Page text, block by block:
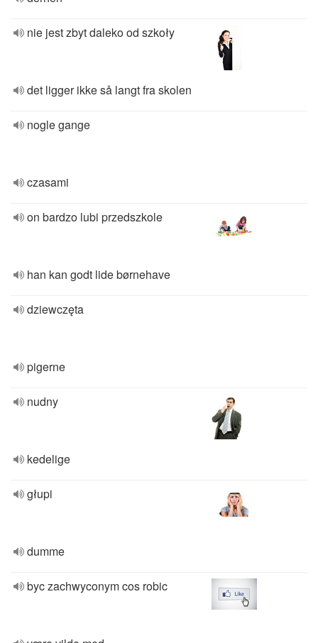
nie jest zbyt daleko od szkoły
det ligger ikke så langt fra skolen
nogle gange
czasami
on bardzo lubi przedszkole
han kan godt lide børnehave
dziewczęta
pigerne
nudny
kedelige
głupi
dumme
byc zachwyconym cos robic